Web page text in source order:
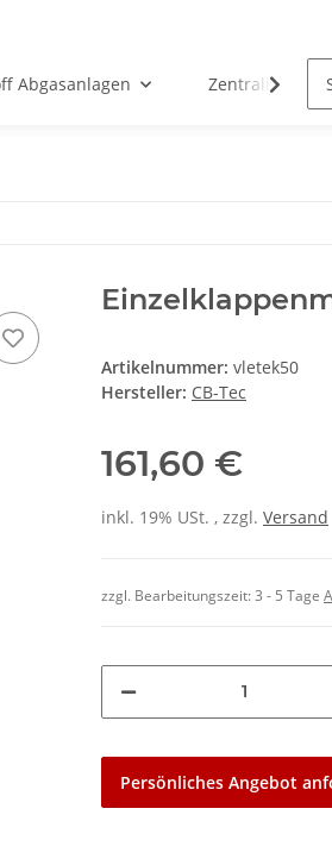
Abgasanlagen
Artikelnummer: vletek50
Hersteller: CB-Tec
161,60 €
inkl. 19% USt. , zzgl. Versand
zzgl. Bearbeitungszeit:3 - 5 Tage
Persönliches Angebot